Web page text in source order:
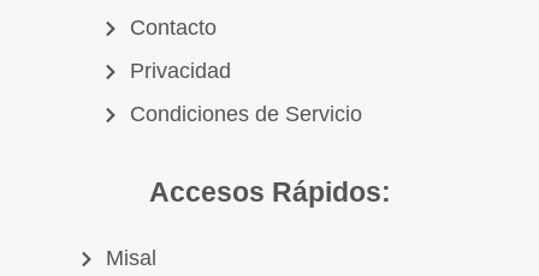
Contacto
Privacidad
Condiciones de Servicio
Accesos Rápidos:
Misal